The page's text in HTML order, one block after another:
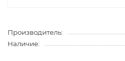
Производитель:
Наличие: